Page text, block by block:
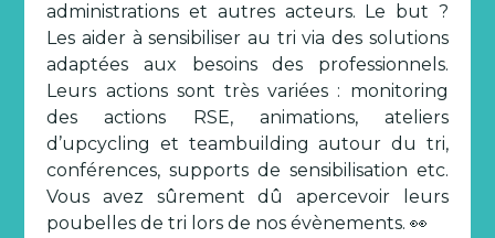
administrations et autres acteurs. Le but ?
Les aider à sensibiliser au tri via des solutions
adaptées aux besoins des professionnels.
Leurs actions sont très variées : monitoring
des actions RSE, animations, ateliers
d’upcycling et teambuilding autour du tri,
conférences, supports de sensibilisation etc.
Vous avez sûrement dû apercevoir leurs
poubelles de tri lors de nos évènements. 👀